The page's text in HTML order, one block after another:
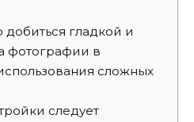
гладкой и
фотографии в
сложных
следует